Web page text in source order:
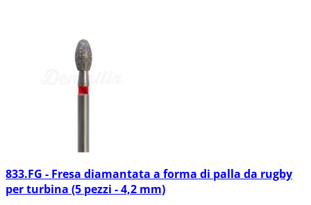
833.FG - Fresa diamantata a forma di palla da rugby
per turbina (5 pezzi - 4,2 mm)